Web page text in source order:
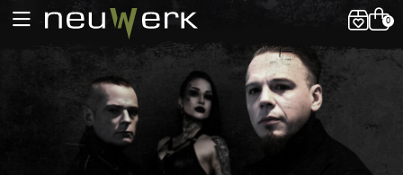
0